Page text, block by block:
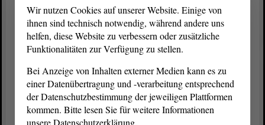
Und lassen Sie uns ihn dann noch kurzfristig
beschließen. Die Sachsen-Anhalterinnen und
Sachsen-Anhalter, die in Funklöchern leben oder
durch solche fahren, und die Firmen, die davon
herzlichen Dank.
Wir nutzen Cookies auf unserer Website. Einige von
ihnen sind technisch notwendig, während andere uns
helfen, diese Website zu verbessern oder zusätzliche
Funktionalitäten zur Verfügung zu stellen.
Bei Anzeige von Inhalten externer Medien kann es zu
einer Datenübertragung und -verarbeitung entsprechend
der Datenschutzbestimmung der jeweiligen Plattformen
kommen. Bitte lesen Sie für weitere Informationen
unsere Datenschutzerklärung.